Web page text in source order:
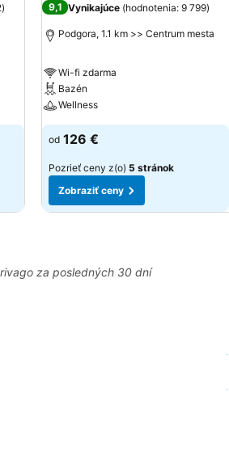
) 9,1 Vynikajúce (hodnotenia: 9 799)
Podgora, 1.1 km >> Centrum mesta
Wi-fi zdarma
Bazén
Wellness
od 126 €
Pozrieť ceny z(o) 5 stránok
Zobraziť ceny
za posledných 30 dní